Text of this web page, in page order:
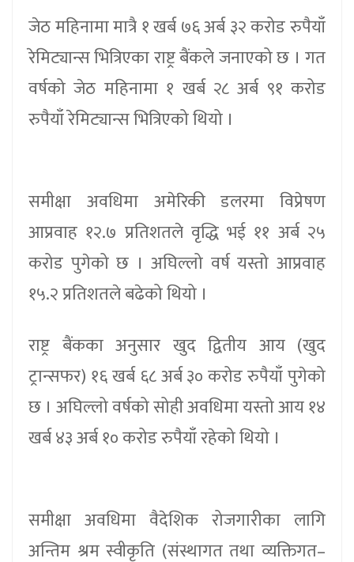
जेठ महिनामा मात्रै १ खर्ब ७६ अर्ब ३२ करोड रुपैयाँ
रेमिट्यान्स भित्रिएका राष्ट्र बैंकले जनाएको छ । गत
वर्षको जेठ महिनामा १ खर्ब २८ अर्ब ९१ करोड
रुपैयाँ रेमिट्यान्स भित्रिएको थियो ।
समीक्षा अवधिमा अमेरिकी डलरमा विप्रेषण
आप्रवाह १२.७ प्रतिशतले वृद्धि भई ११ अर्ब २५
करोड पुगेको छ । अघिल्लो वर्ष यस्तो आप्रवाह
१५.२ प्रतिशतले बढेको थियो ।
राष्ट्र बैंकका अनुसार खुद द्वितीय आय (खुद
ट्रान्सफर) १६ खर्ब ६८ अर्ब ३० करोड रुपैयाँ पुगेको
छ । अघिल्लो वर्षको सोही अवधिमा यस्तो आय १४
खर्ब ४३ अर्ब १० करोड रुपैयाँ रहेको थियो ।
समीक्षा अवधिमा वैदेशिक रोजगारीका लागि
अन्तिम श्रम स्वीकृति (संस्थागत तथा व्यक्तिगत–